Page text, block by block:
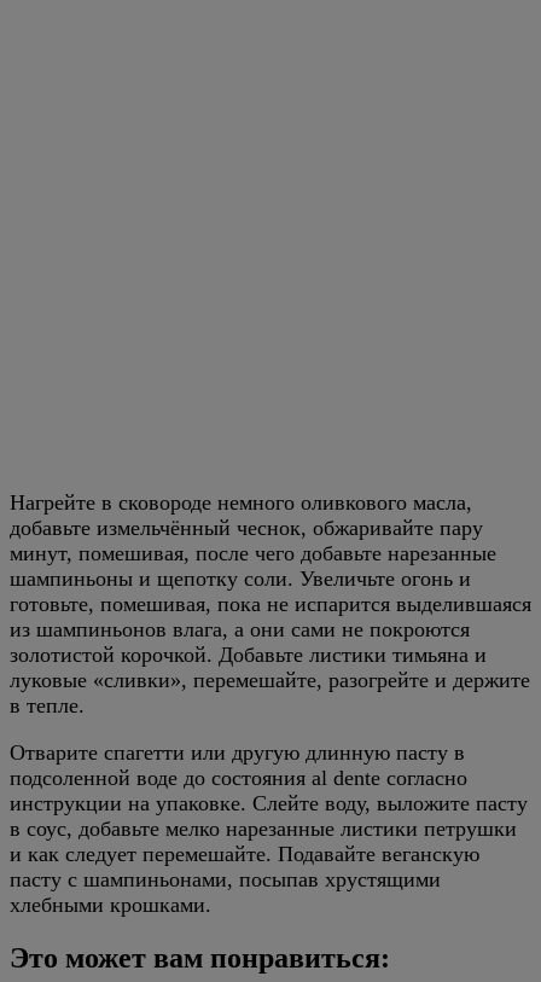
Нагрейте в сковороде немного оливкового масла,
добавьте измельчённый чеснок, обжаривайте пару
минут, помешивая, после чего добавьте нарезанные
шампиньоны и щепотку соли. Увеличьте огонь и
готовьте, помешивая, пока не испарится выделившаяся
из шампиньонов влага, а они сами не покроются
золотистой корочкой. Добавьте листики тимьяна и
луковые «сливки», перемешайте, разогрейте и держите
в тепле.
Отварите спагетти или другую длинную пасту в
подсоленной воде до состояния al dente согласно
инструкции на упаковке. Слейте воду, выложите пасту
в соус, добавьте мелко нарезанные листики петрушки
и как следует перемешайте. Подавайте веганскую
пасту с шампиньонами, посыпав хрустящими
хлебными крошками.
Это может вам понравиться: